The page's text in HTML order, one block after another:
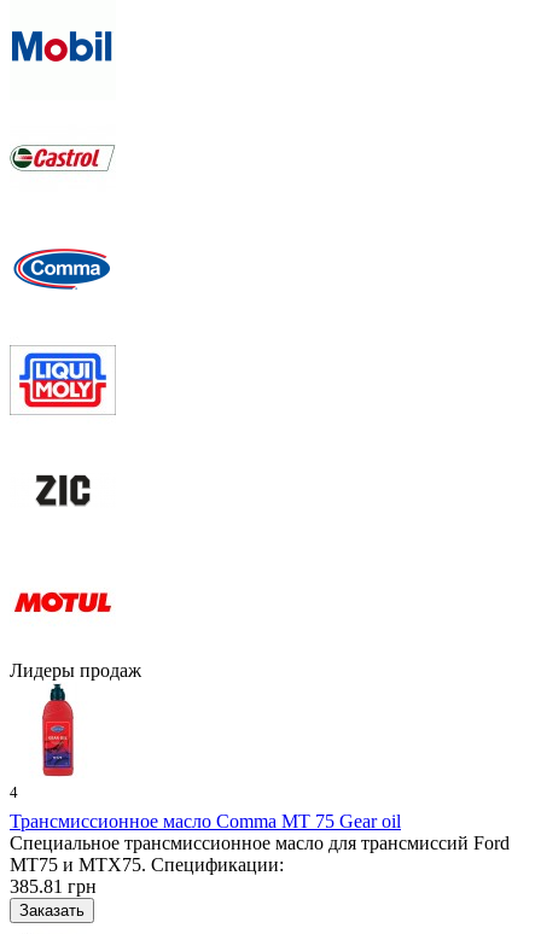
Лидеры продаж
4
Трансмиссионное масло Comma MT 75 Gear oil
Специальное трансмиссионное масло для трансмиссий Ford
MT75 и MTX75. Спецификации:
385.81 грн